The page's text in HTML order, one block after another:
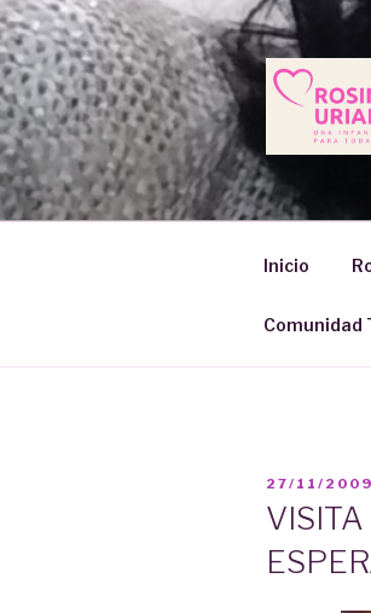
Saltar
al
contenido
Inicio
Comunidad
PUBLICADO
27/11/2009